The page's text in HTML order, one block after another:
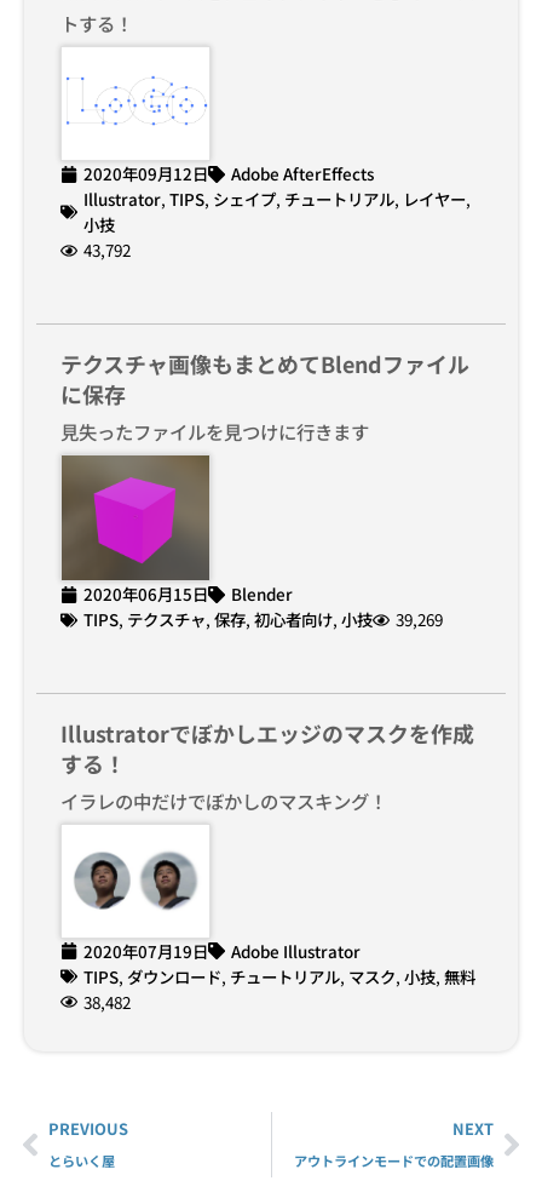
トする！
2020年09月12日
Adobe AfterEffects
Illustrator, TIPS, シェイプ, チュートリアル, レイヤー,
小技
43,792
テクスチャ画像もまとめてBlendファイル
に保存
見失ったファイルを見つけに行きます
2020年06月15日
Blender
TIPS, テクスチャ, 保存, 初心者向け, 小技 39,269
Illustratorでぼかしエッジのマスクを作成
する！
イラレの中だけでぼかしのマスキング！
2020年07月19日
Adobe Illustrator
TIPS, ダウンロード, チュートリアル, マスク, 小技, 無料
38,482
PREVIOUS
とらいく屋
NEXT
アウトラインモードでの配置画像